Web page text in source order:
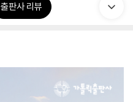
출판사 리뷰